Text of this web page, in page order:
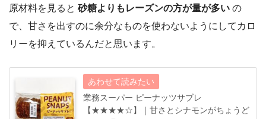
原材料を見ると 砂糖よりもレーズンの方が量が多い の
で、甘さを出すのに余分なものを使わないようにしてカロ
リーを抑えているんだと思います。
業務スーパー ピーナッツサブレ
【★★★★☆】｜甘さとシナモンがちょうど